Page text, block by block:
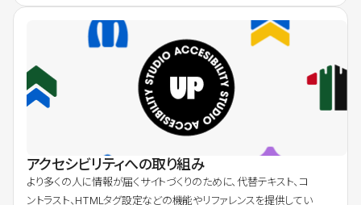
アクセシビリティへの取り組み
より多くの人に情報が届くサイトづくりのために、代替テキスト、コ
ントラスト、HTMLタグ設定などの機能やリファレンスを提供してい